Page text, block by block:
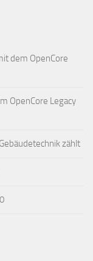
dem OpenCore
OpenCore Legacy
zählt